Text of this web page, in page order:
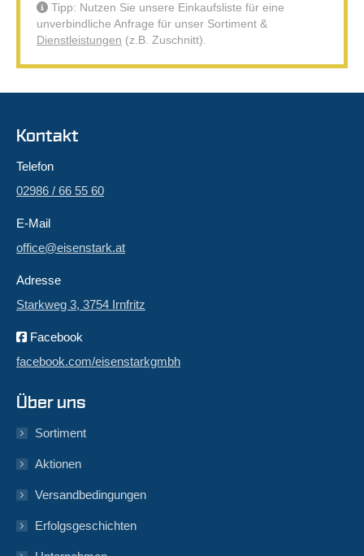
Tipp: Nutzen Sie unsere Einkaufsliste für eine
unverbindliche Anfrage für unser Sortiment &
Dienstleistungen (z.B. Zuschnitt).
Kontakt
Telefon
02986 / 66 55 60
E-Mail
office@eisenstark.at
Adresse
Starkweg 3, 3754 Irnfritz
Facebook
facebook.com/eisenstarkgmbh
Über uns
Sortiment
Aktionen
Versandbedingungen
Erfolgsgeschichten